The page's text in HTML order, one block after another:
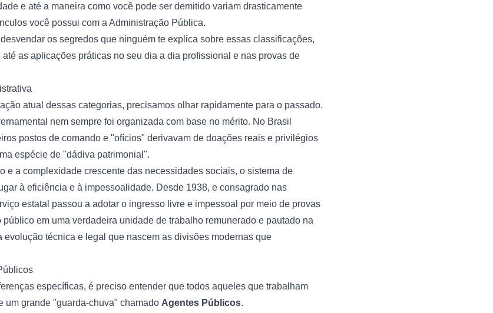
e até a maneira como você pode ser demitido variam drasticamente
você possui com a Administração Pública.
os segredos que ninguém te explica sobre essas classificações,
as aplicações práticas no seu dia a dia profissional e nas provas de
atual dessas categorias, precisamos olhar rapidamente para o passado.
nem sempre foi organizada com base no mérito. No Brasil
postos de comando e "ofícios" derivavam de doações reais e privilégios
espécie de "dádiva patrimonial".
e a complexidade crescente das necessidades sociais, o sistema de
à eficiência e à impessoalidade. Desde 1938, e consagrado nas
estatal passou a adotar o ingresso livre e impessoal por meio de provas
em uma verdadeira unidade de trabalho remunerado e pautado na
evolução técnica e legal que nascem as divisões modernas que
específicas, é preciso entender que todos aqueles que trabalham
um grande "guarda-chuva" chamado Agentes Públicos.